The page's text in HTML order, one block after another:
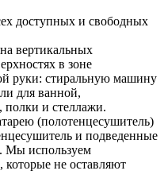
доступных и свободных
вертикальных
в зоне
руки: стиральную машину
для ванной,
полки и стеллажи.
(полотенцесушитель)
и подведенные
Мы используем
которые не оставляют